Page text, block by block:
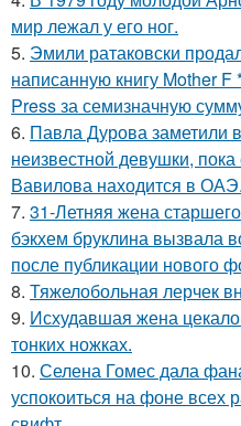
мир лежал у его ног.
5. Эмили ратаковски
написанную книгу Mother F
Press за семизначную
6. Павла Дурова заметили
неизвестной девушки,
Вавилова находится в ОАЭ.
7. 31-Летняя жена
бэкхем бруклина вызвала
после публикации нового
8. Тяжелобольная лерчек
9. Исхудавшая жена
тонких ножках.
10. Селена Гомес дала
успокоиться на фоне всех